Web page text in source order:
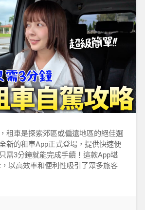
租車是探索郊區或偏遠地區的絕佳選
新的租車App正式登場，提供快速便
需3分鐘就能完成手續！這款App堪
以高效率和便利性吸引了眾多旅客